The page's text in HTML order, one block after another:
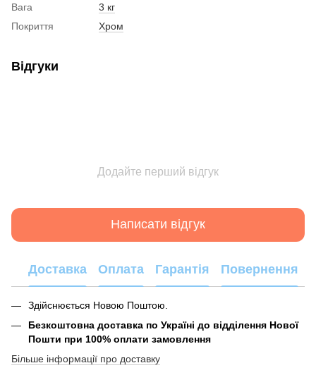
Вага
3 кг
Покриття
Хром
Відгуки
Додайте перший відгук
Написати відгук
Доставка Оплата Гарантія Повернення
Здійснюється Новою Поштою.
Безкоштовна доставка по Україні до відділення Нової
Пошти при 100% оплати замовлення
Більше інформації про доставку